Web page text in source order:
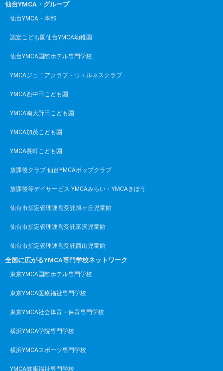
仙台YMCA・グループ
仙台YMCA・本部
認定こども園仙台YMCA幼稚園
仙台YMCA国際ホテル専門学校
YMCAジュニアクラブ・ウエルネスクラブ
YMCA西中田こども園
YMCA南大野田こども園
YMCA加茂こども園
YMCA長町こども園
放課後クラブ 仙台YMCAポップクラブ
放課後等デイサービス YMCAみらい・YMCAきぼう
仙台市指定管理運営受託旭ヶ丘児童館
仙台市指定管理運営受託富沢児童館
仙台市指定管理運営受託西山児童館
全国に広がるYMCA専門学校ネットワーク
東京YMCA国際ホテル専門学校
東京YMCA医療福祉専門学校
東京YMCA社会体育・保育専門学校
横浜YMCA学院専門学校
横浜YMCAスポーツ専門学校
YMCA健康福祉専門学校